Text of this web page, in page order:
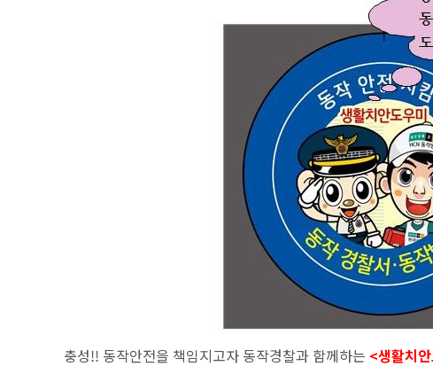
충성!! 동작안전을 책임지고자 동작경찰과 함께하는 <생활치